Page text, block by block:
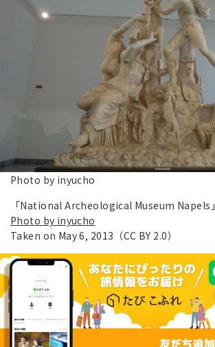
Photo by inyucho
「National Archeological Museum Napels」
Photo by inyucho
Taken on May 6, 2013（CC BY 2.0）